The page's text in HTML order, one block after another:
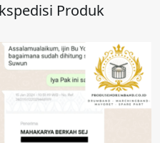
Produk